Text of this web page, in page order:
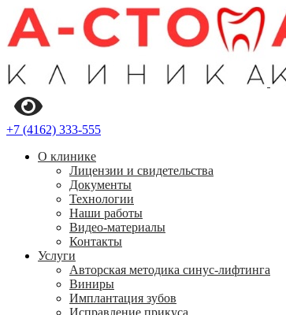
+7 (4162) 333-555
О клинике
Лицензии и свидетельства
Документы
Технологии
Наши работы
Видео-материалы
Контакты
Услуги
Авторская методика синус-лифтинга
Виниры
Имплантация зубов
Исправление прикуса